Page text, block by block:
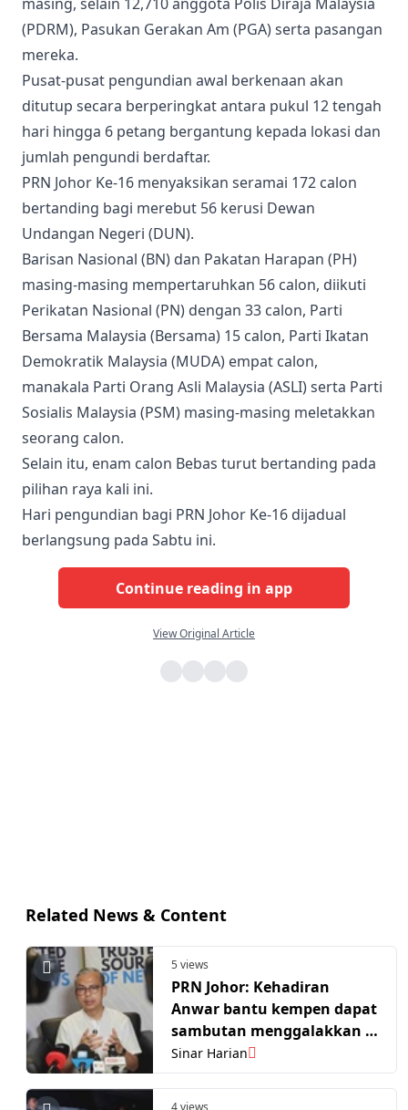
(PDRM), Pasukan Gerakan Am (PGA) serta pasangan
mereka.
Pusat-pusat pengundian awal berkenaan akan
ditutup secara berperingkat antara pukul 12 tengah
hari hingga 6 petang bergantung kepada lokasi dan
jumlah pengundi berdaftar.
PRN Johor Ke-16 menyaksikan seramai 172 calon
bertanding bagi merebut 56 kerusi Dewan
Undangan Negeri (DUN).
Barisan Nasional (BN) dan Pakatan Harapan (PH)
masing-masing mempertaruhkan 56 calon, diikuti
Perikatan Nasional (PN) dengan 33 calon, Parti
Bersama Malaysia (Bersama) 15 calon, Parti Ikatan
Demokratik Malaysia (MUDA) empat calon,
manakala Parti Orang Asli Malaysia (ASLI) serta Parti
Sosialis Malaysia (PSM) masing-masing meletakkan
seorang calon.
Selain itu, enam calon Bebas turut bertanding pada
pilihan raya kali ini.
Hari pengundian bagi PRN Johor Ke-16 dijadual
berlangsung pada Sabtu ini.
Continue reading in app
View Original Article
Related News & Content
5 views
PRN Johor: Kehadiran
Anwar bantu kempen dapat
sambutan menggalakkan -
Fahmi
Sinar Harian
4 views